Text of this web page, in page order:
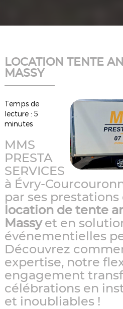
LOCATION TENTE
MASSY
Temps de
lecture : 5
minutes
MMS
PRESTA
SERVICES
à Évry-
par ses
location de tente
Massyet en
événementielles
Découvrez
expertise, notre
engagement
célébrations en
et inoubliables !